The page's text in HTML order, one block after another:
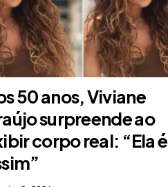
50 anos, Viviane
surpreende ao
corpo real: “Ela é